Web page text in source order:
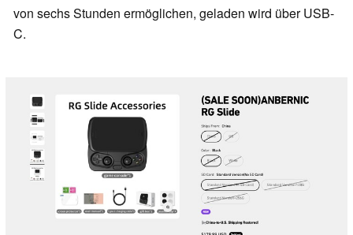
von sechs Stunden ermöglichen, geladen wird über USB-
C.